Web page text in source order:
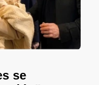
se